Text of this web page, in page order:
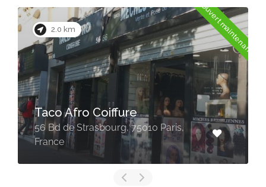
Ouvert maintenant
75010 Paris,
2.2 km
Mondial Afro
49 Rue du
Paris, France